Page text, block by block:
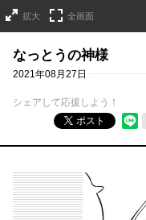
拡大 全画面
なっとうの神様
2021年08月27日
シェアして応援しよう！
ポスト